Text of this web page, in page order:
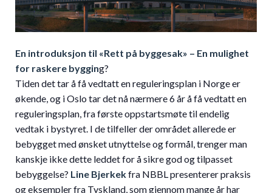
En introduksjon til «Rett på byggesak» – En mulighet
for raskere bygging?
Tiden det tar å få vedtatt en reguleringsplan i Norge er
økende, og i Oslo tar det nå nærmere 6 år å få vedtatt en
reguleringsplan, fra første oppstartsmøte til endelig
vedtak i bystyret. I de tilfeller der området allerede er
bebygget med ønsket utnyttelse og formål, trenger man
kanskje ikke dette leddet for å sikre god og tilpasset
bebyggelse? Line Bjerkekfra NBBL presenterer praksis
og eksempler fra Tyskland, som gjennom mange år har